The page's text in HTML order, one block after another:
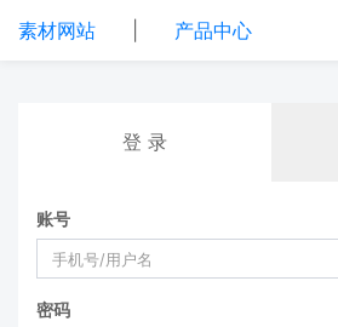
素材网站 产品中心
登 录
账号
密码